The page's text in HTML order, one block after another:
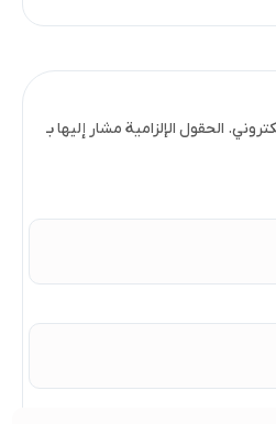
الحقول الإلزامية مشار إليها بـ